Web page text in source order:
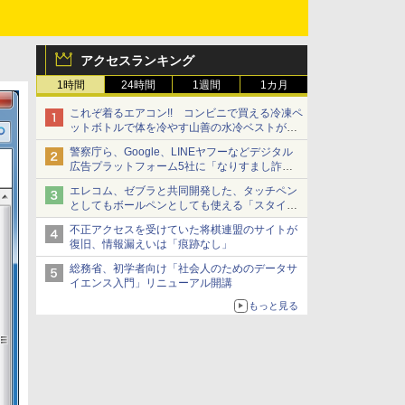
アクセスランキング
1時間 24時間 1週間 1カ月
これぞ着るエアコン!! コンビニで買える冷凍ペ
ットボトルで体を冷やす山善の水冷ベストがロ
ードバイクにちょうどいい【ぼっち・ざ・ろー
ど！その14】【空いた時間でなにしてる？】
警察庁ら、Google、LINEヤフーなどデジタル
広告プラットフォーム5社に「なりすまし詐欺
広告」対策強化を要請 著名人の写真や映像を
使った投資詐欺などへの対策として
エレコム、ゼブラと共同開発した、タッチペン
としてもボールペンとしても使える「スタイラ
スツーウェイ」発売 iPadにも紙にも、持ち替
えずに書き込める
不正アクセスを受けていた将棋連盟のサイトが
復旧、情報漏えいは「痕跡なし」
総務省、初学者向け「社会人のためのデータサ
イエンス入門」リニューアル開講
もっと見る